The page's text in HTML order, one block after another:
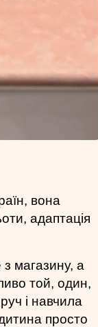
вона
адаптація
магазину, а
той, один,
і навчила
просто